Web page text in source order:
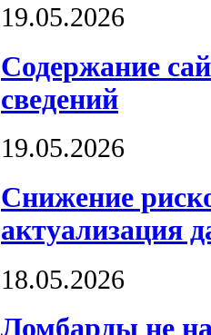
19.05.2026
Содержание
сведений
19.05.2026
Снижение
актуализация
18.05.2026
Ломбарды не